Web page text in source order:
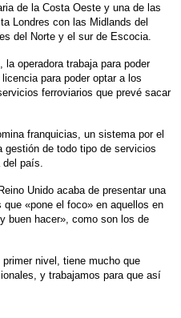
de la Costa Oeste y una de las
Londres con las Midlands del
del Norte y el sur de Escocia.
operadora trabaja para poder
para poder optar a los
ferroviarios que prevé sacar
franquicias, un sistema por el
gestión de todo tipo de servicios
país.
Unido acaba de presentar una
que «pone el foco» en aquellos en
buen hacer», como son los de
nivel, tiene mucho que
y trabajamos para que así